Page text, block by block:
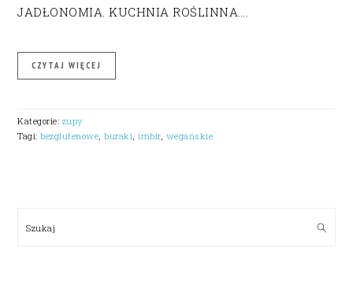
JADŁONOMIA. KUCHNIA ROŚLINNA….
CZYTAJ WIĘCEJ
Kategorie: zupy
Tagi:bezglutenowe,buraki,imbir, wegańskie
Szukaj